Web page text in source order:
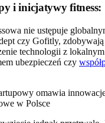
i inicjatywy fitness:
nie ustępuje
czy Gofitly, zdobywają
technologii z
ubezpieczeń czy